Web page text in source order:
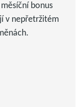
bonus
v nepřetržitém